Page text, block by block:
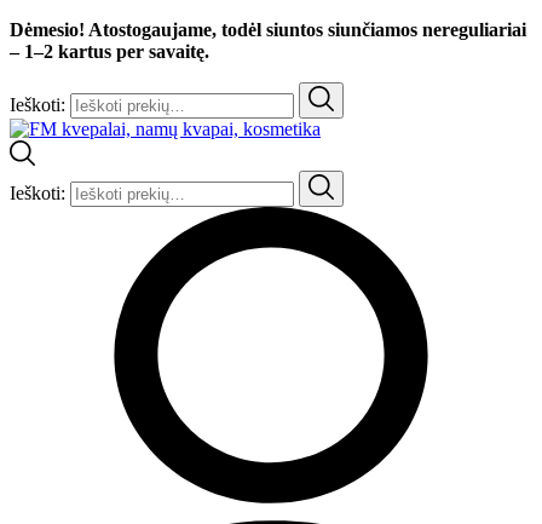
Dėmesio! Atostogaujame, todėl siuntos siunčiamos nereguliariai
– 1–2 kartus per savaitę.
Ieškoti:
Ieškoti: